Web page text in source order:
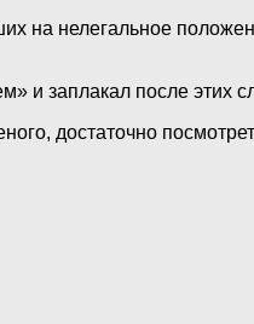
на нелегальное
и заплакал после этих
достаточно